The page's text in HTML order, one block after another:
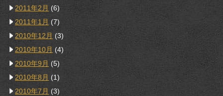
2011年2月 (6)
2011年1月 (7)
2010年12月 (3)
2010年10月 (4)
2010年9月 (5)
2010年8月 (1)
2010年7月 (3)